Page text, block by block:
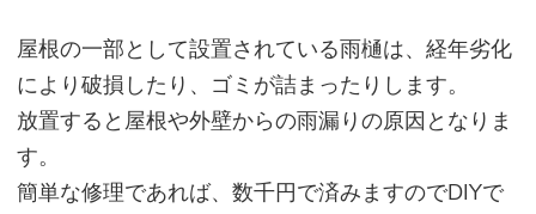
屋根の一部として設置されている雨樋は、経年劣化
により破損したり、ゴミが詰まったりします。
放置すると屋根や外壁からの雨漏りの原因となりま
す。
簡単な修理であれば、数千円で済みますのでDIYで